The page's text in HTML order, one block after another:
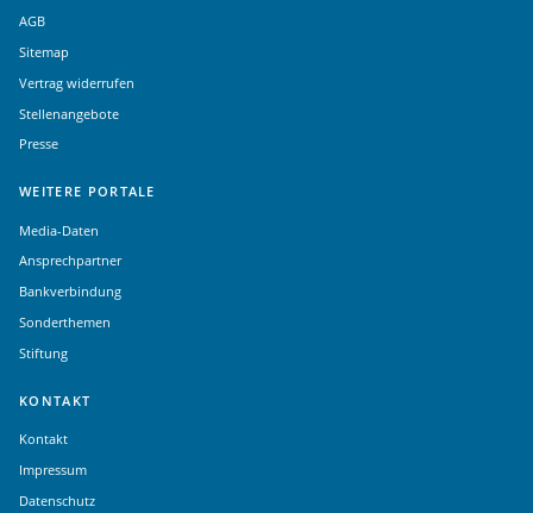
AGB
Sitemap
Vertrag widerrufen
Stellenangebote
Presse
WEITERE PORTALE
Media-Daten
Ansprechpartner
Bankverbindung
Sonderthemen
Stiftung
KONTAKT
Kontakt
Impressum
Datenschutz